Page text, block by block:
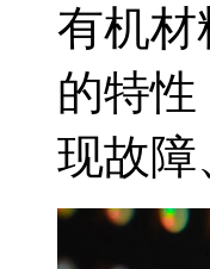
有机材
的特性
现故障